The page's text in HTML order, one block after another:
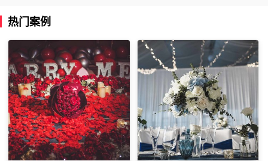
简单新奇的求婚设计：山顶求婚
热门案例